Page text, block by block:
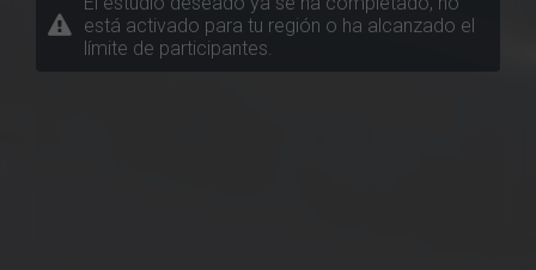
está activado para tu región o ha alcanzado el
límite de participantes.